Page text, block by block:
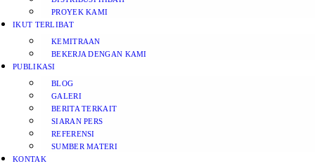
PROYEK KAMI
IKUT TERLIBAT
KEMITRAAN
BEKERJA DENGAN KAMI
PUBLIKASI
BLOG
GALERI
BERITA TERKAIT
SIARAN PERS
REFERENSI
SUMBER MATERI
KONTAK